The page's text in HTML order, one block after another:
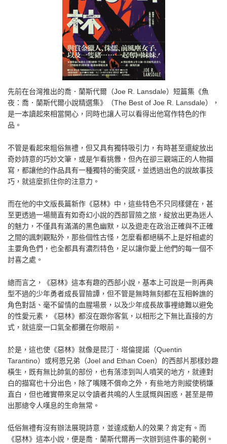
先前在台灣推出的喬．蘭斯代爾（Joe R. Lansdale）短篇集《魚
夜：喬．蘭斯代爾小說精選集》（The Best of Joe R. Lansdale），
是一本讀起來相當開心，同時也讓人可以看得出他寫作特色的作
品。
不管是看起來粗俗無禮，但又具有獨特吸引力，有時甚至還綻放出
奇妙詩意的巧妙文筆，或是乍看挑釁，但內在卻三觀端正的人物描
寫，都讓他的作品具有一種獨特的衝突感，並透過出色的說故事技
巧，就這麼抓住你的注意力。
而在他的中文版長篇新作《惡林》中，這些特色不只同樣健在，甚
至更透過一場簡直有如奇幻小說的西部冒險之旅，綻放出更為迷人
的魅力，不僅具有滿滿的黑色幽默，以及遊走在政治正確與不正確
之間的諷刺觀點外，那些個性古怪，怎麼看都絕稱不上是好相處的
主要角色們，也全都具有濃烈特色，足以讓你愛上他們的每一個不
討喜之處。
總而言之，《惡林》這本有趣的西部小說，基本上可說是一則再典
型不過的少年勇者成長冒險譚，但不管是無時無刻都在互相幹譙的
角色對話、毫不留情的血腥場景，以及少年成長故事裡總難以避免
的性愛元素，《惡林》都沒在跟你客氣，以相形之下無比直接的方
式，就這麼一口氣全都攤在你眼前。
於是，這也使《惡林》就像是昆汀．塔倫提諾（Quentin
Tarantino）或柯恩兄弟（Joel and Ethan Coen）的西部片那樣妙趣
橫生，既有無比帥氣的部份，也有落漆到叫人噴笑的地方，就連對
白的描寫也十分出色，除了嘴賤不償命之外，有些地方則縱使稍嫌
直白，但也確實帶來足以令讀者共鳴的人生感慨與困惑，甚至是帶
出那總令人嘆息的生命無常。
低俗無禮有沒有辦法展現詩意，並達成動人的效果？肯定有。而
《惡林》這本小說，便是喬．蘭斯代爾再一次辦到這件事的範例。